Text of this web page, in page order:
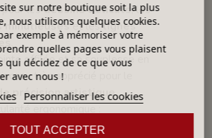
lesdessins délicats, les
minutieuseset leslignes
.
effilée et sa souplesse en
très apprécié pour le
précision artistique.
doté d’un manche long vernis,
sur notre boutique soit la plus
nous utilisons quelques cookies.
exemple à mémoriser votre
quelles pages vous plaisent
qui décidez de ce que vous
avec nous !
Personnaliser les cookies
TOUT ACCEPTER